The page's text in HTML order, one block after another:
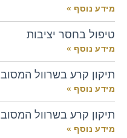
מידע נוסף »
טיפול בחסר יציבות
מידע נוסף »
תיקון קרע בשרוול
מידע נוסף »
תיקון קרע בשרוול
מידע נוסף »